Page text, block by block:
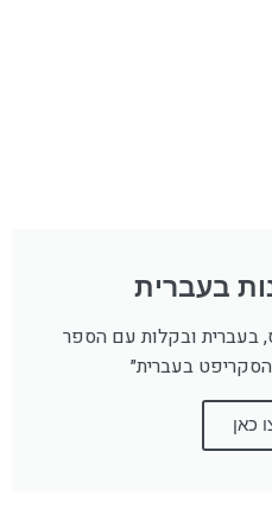
בעברית
בעברית ובקלות עם הספר
בעברית״
כאן